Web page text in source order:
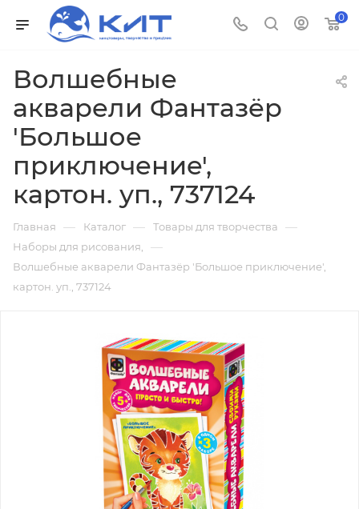
0
Волшебные
акварели Фантазёр
'Большое
приключение',
картон. уп., 737124
Главная — Каталог — Товары для творчества —
Наборы для рисования, —
Волшебные акварели Фантазёр 'Большое приключение',
картон. уп., 737124